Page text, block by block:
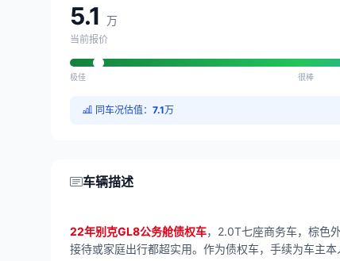
5.1 万
当前报价
极佳 很棒
同车况估值： 7.1万
车辆描述
22年别克GL8公务舱债权车，2.0T七座商务车，棕色
接待或家庭出行都超实用。作为债权车，手续为车主